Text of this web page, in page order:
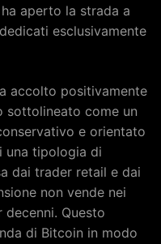
aperto la strada a
esclusivamente
accolto positivamente
sottolineato come un
e orientato
una tipologia di
dai trader retail e dai
non vende nei
Questo
di Bitcoin in modo